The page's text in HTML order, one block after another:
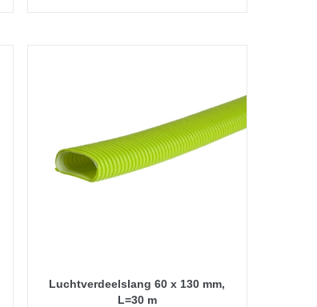
Luchtverdeelslang 60 x 130 mm,
L=30 m